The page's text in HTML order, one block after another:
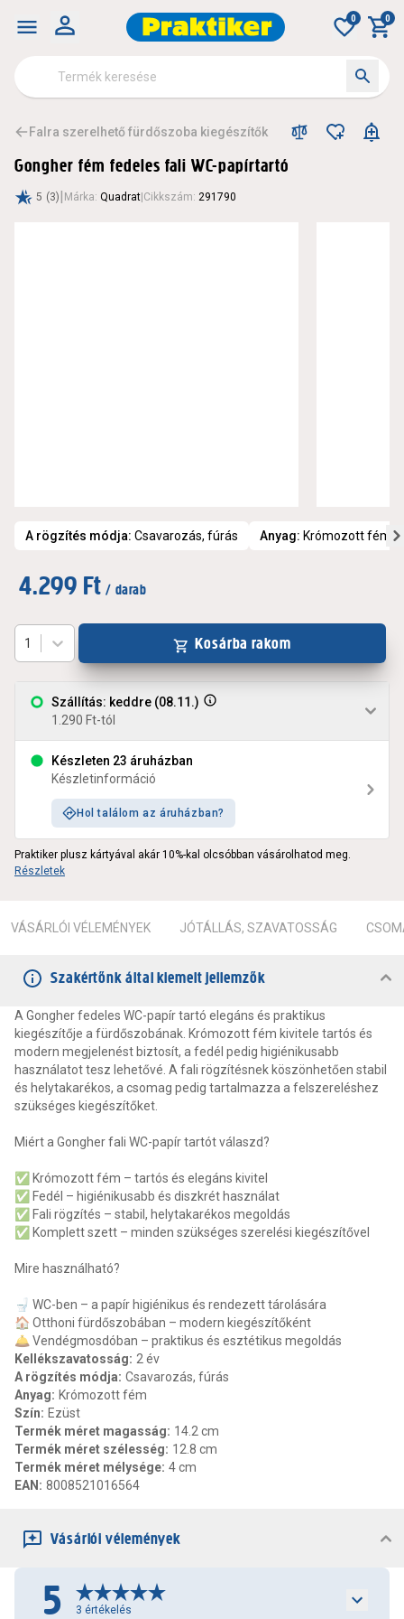
0 0
Falra szerelhető fürdőszoba kiegészítők
Gongher fém fedeles fali WC-papírtartó
5 (3)| Márka: Quadrat Cikkszám: 291790
A rögzítés módja: Csavarozás, fúrás Anyag: Krómozott fém
4.299 Ft / darab
Szállítás: keddre (08.11.)
1.290 Ft-tól
Készleten 23 áruházban
Készletinformáció
Hol találom az áruházban?
1 Kosárba rakom
Praktiker plusz kártyával akár 10%-kal olcsóbban vásárolhatod meg.
Részletek
VÁSÁRLÓI VÉLEMÉNYEK JÓTÁLLÁS, SZAVATOSSÁG
Szakértőnk által kiemelt jellemzők
A Gongher fedeles WC-papír tartó elegáns és praktikus
kiegészítője a fürdőszobának. Krómozott fém kivitele tartós és
modern megjelenést biztosít, a fedél pedig higiénikusabb
használatot tesz lehetővé. A fali rögzítésnek köszönhetően stabil
és helytakarékos, a csomag pedig tartalmazza a felszereléshez
szükséges kiegészítőket.
Miért a Gongher fali WC-papír tartót válaszd?
✅ Krómozott fém – tartós és elegáns kivitel
✅ Fedél – higiénikusabb és diszkrét használat
✅ Fali rögzítés – stabil, helytakarékos megoldás
✅ Komplett szett – minden szükséges szerelési kiegészítővel
Mire használható?
🚽 WC-ben – a papír higiénikus és rendezett tárolására
🏠 Otthoni fürdőszobában – modern kiegészítőként
🛎️ Vendégmosdóban – praktikus és esztétikus megoldás
Kellékszavatosság: 2 év
A rögzítés módja: Csavarozás, fúrás
Anyag: Krómozott fém
Szín: Ezüst
Termék méret magasság: 14.2 cm
Termék méret szélesség: 12.8 cm
Termék méret mélysége: 4 cm
EAN : 8008521016564
Vásárlói vélemények
5 3 értékelés